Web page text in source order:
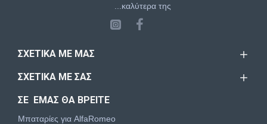
...καλύτερα της
ΣΧΕΤΙΚΆ ΜΕ ΜΑΣ
ΣΧΕΤΙΚΆ ΜΕ ΣΑΣ
ΣΕ ΕΜΑΣ ΘΑ ΒΡΕΙΤΕ
Μπαταρίες για AlfaRomeo